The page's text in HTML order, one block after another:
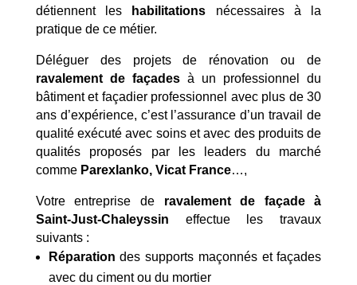
détiennent les
habilitations nécessaires à la
pratique de ce métier.
Déléguer des projets de rénovation ou de
ravalement de façadesà un professionnel du
bâtiment et façadier professionnel avec plus de 30
ans d’expérience, c’est l’assurance d’un travail de
qualité exécuté avec soins et avec des produits de
qualités proposés par les leaders du marché
comme Parexlanko, Vicat France…,
Votre entreprise de ravalement de façade à
Saint-Just-Chaleyssin effectue les travaux
suivants :
Réparation des supports maçonnés et façades
avec du ciment ou du mortier